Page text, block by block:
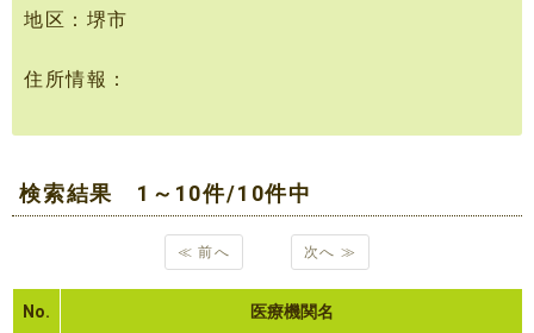
地区：堺市
住所情報：
検索結果 1～10件/10件中
≪ 前へ 次へ ≫
No. 医療機関名